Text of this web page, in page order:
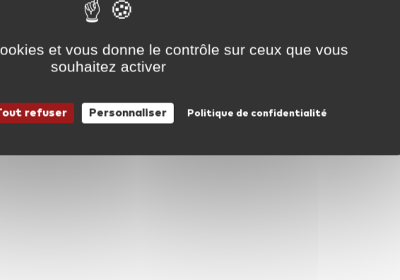
et vous donne le contrôle sur ceux que vous
souhaitez activer
refuser Personnaliser Politique de confidentialité